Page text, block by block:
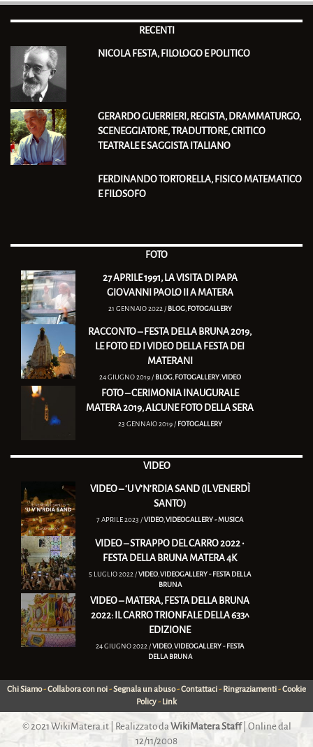
RECENTI
NICOLA FESTA, FILOLOGO E POLITICO
GERARDO GUERRIERI, REGISTA, DRAMMATURGO,
SCENEGGIATORE, TRADUTTORE, CRITICO
TEATRALE E SAGGISTA ITALIANO
FERDINANDO TORTORELLA, FISICO MATEMATICO
E FILOSOFO
FOTO
27 APRILE 1991, LA VISITA DI PAPA
GIOVANNI PAOLO II A MATERA
21 GENNAIO 2022 / BLOG, FOTOGALLERY
RACCONTO – FESTA DELLA BRUNA 2019,
LE FOTO ED I VIDEO DELLA FESTA DEI
MATERANI
24 GIUGNO 2019 / BLOG,FOTOGALLERY,VIDEO
FOTO – CERIMONIA INAUGURALE
MATERA 2019, ALCUNE FOTO DELLA SERA
23 GENNAIO 2019 / FOTOGALLERY
VIDEO
VIDEO – ‘U V’N’RDIA SAND (IL VENERDÌ
SANTO)
7 APRILE 2023 /VIDEO ,VIDEOGALLERY - MUSICA
VIDEO – STRAPPO DEL CARRO 2022 •
FESTA DELLA BRUNA MATERA 4K
5 LUGLIO 2022 /VIDEO ,VIDEOGALLERY - FESTA DELLA
BRUNA
VIDEO – MATERA, FESTA DELLA BRUNA
2022: IL CARRO TRIONFALE DELLA 633^
EDIZIONE
24 GIUGNO 2022 /VIDEO ,VIDEOGALLERY - FESTA
DELLA BRUNA
Chi Siamo-Collabora con noi-Segnala un abuso-Contattaci- Ringraziamenti-Cookie
Policy- Link
© 2021WikiMatera.it| Realizzato da WikiMatera Staff| Online dal
12/11/2008